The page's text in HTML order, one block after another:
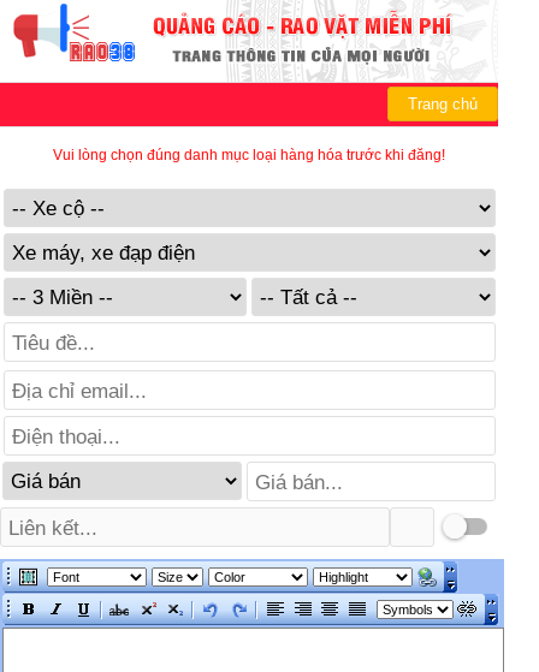
Trang chủ
Vui lòng chọn đúng danh mục loại hàng hóa trước khi đăng!